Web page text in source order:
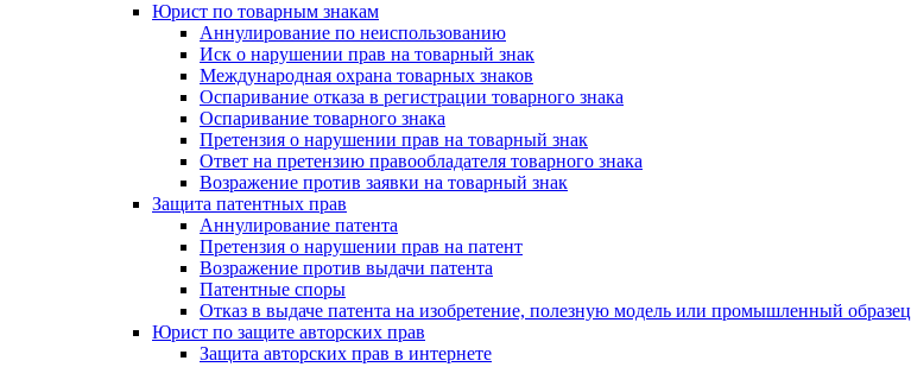
Юрист по товарным знакам
Аннулирование по неиспользованию
Иск о нарушении прав на товарный знак
Международная охрана товарных знаков
Оспаривание отказа в регистрации товарного знака
Оспаривание товарного знака
Претензия о нарушении прав на товарный знак
Ответ на претензию правообладателя товарного знака
Возражение против заявки на товарный знак
Защита патентных прав
Аннулирование патента
Претензия о нарушении прав на патент
Возражение против выдачи патента
Патентные споры
Отказ в выдаче патента на изобретение, полезную модель или промышленный образец
Юрист по защите авторских прав
Защита авторских прав в интернете